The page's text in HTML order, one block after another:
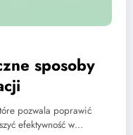
sposoby
pozwala poprawić
efektywność w…